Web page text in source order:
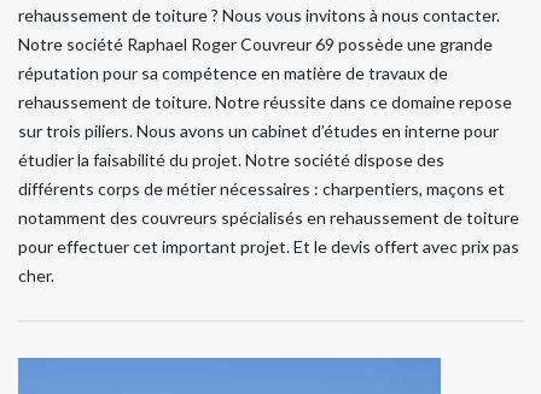
rehaussement de toiture ? Nous vous invitons à nous contacter.
Notre société Raphael Roger Couvreur 69 possède une grande
réputation pour sa compétence en matière de travaux de
rehaussement de toiture. Notre réussite dans ce domaine repose
sur trois piliers. Nous avons un cabinet d’études en interne pour
étudier la faisabilité du projet. Notre société dispose des
différents corps de métier nécessaires : charpentiers, maçons et
notamment des couvreurs spécialisés en rehaussement de toiture
pour effectuer cet important projet. Et le devis offert avec prix pas
cher.